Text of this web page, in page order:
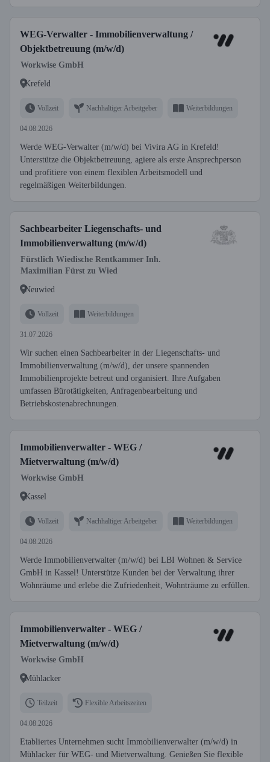
WEG-Verwalter - Immobilienverwaltung /
Objektbetreuung (m/w/d)
Workwise GmbH
Krefeld
Vollzeit Nachhaltiger Arbeitgeber Weiterbildungen
04.08.2026
Werde WEG-Verwalter (m/w/d) bei Vivira AG in Krefeld!
Unterstütze die Objektbetreuung, agiere als erste Ansprechperson
und profitiere von einem flexiblen Arbeitsmodell und
regelmäßigen Weiterbildungen.
Sachbearbeiter Liegenschafts- und
Immobilienverwaltung (m/w/d)
Fürstlich Wiedische Rentkammer Inh.
Maximilian Fürst zu Wied
Neuwied
Vollzeit Weiterbildungen
31.07.2026
Wir suchen einen Sachbearbeiter in der Liegenschafts- und
Immobilienverwaltung (m/w/d), der unsere spannenden
Immobilienprojekte betreut und organisiert. Ihre Aufgaben
umfassen Bürotätigkeiten, Anfragenbearbeitung und
Betriebskostenabrechnungen.
Immobilienverwalter - WEG /
Mietverwaltung (m/w/d)
Workwise GmbH
Kassel
Vollzeit Nachhaltiger Arbeitgeber Weiterbildungen
04.08.2026
Werde Immobilienverwalter (m/w/d) bei LBI Wohnen & Service
GmbH in Kassel! Unterstütze Kunden bei der Verwaltung ihrer
Wohnräume und erlebe die Zufriedenheit, Wohnträume zu erfüllen.
Immobilienverwalter - WEG /
Mietverwaltung (m/w/d)
Workwise GmbH
Mühlacker
Teilzeit Flexible Arbeitszeiten
04.08.2026
Etabliertes Unternehmen sucht Immobilienverwalter (m/w/d) in
Mühlacker für WEG- und Mietverwaltung. Genießen Sie flexible